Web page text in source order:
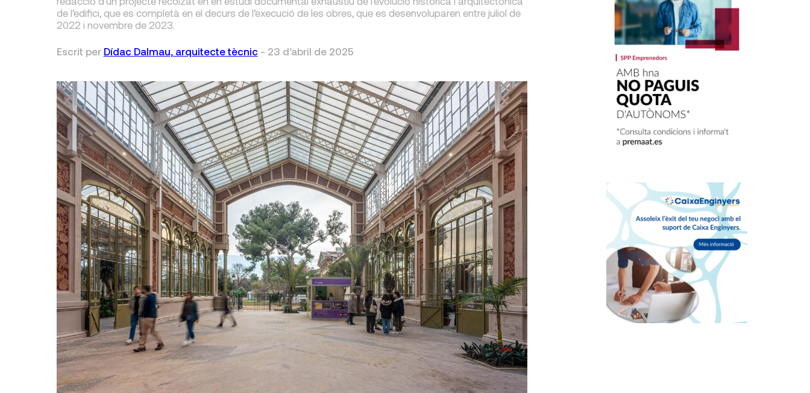
de l’edifici, que es completà en el decurs de l’execució de les obres, que es desenvoluparen entre juliol de
2022 i novembre de 2023.
Escrit per Dídac Dalmau, arquitecte tècnic - 23 d’abril de 2025